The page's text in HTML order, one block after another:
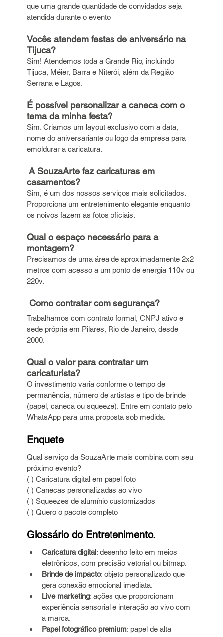
que uma grande quantidade de convidados seja
atendida durante o evento.
Vocês atendem festas de aniversário na
Tijuca?
Sim! Atendemos toda a Grande Rio, incluindo
Tijuca, Méier, Barra e Niterói, além da Região
Serrana e Lagos.
É possível personalizar a caneca com o
tema da minha festa?
Sim. Criamos um layout exclusivo com a data,
nome do aniversariante ou logo da empresa para
emoldurar a caricatura.
A SouzaArte faz caricaturas em
casamentos?
Sim, é um dos nossos serviços mais solicitados.
Proporciona um entretenimento elegante enquanto
os noivos fazem as fotos oficiais.
Qual o espaço necessário para a
montagem?
Precisamos de uma área de aproximadamente 2x2
metros com acesso a um ponto de energia 110v ou
220v.
Como contratar com segurança?
Trabalhamos com contrato formal, CNPJ ativo e
sede própria em Pilares, Rio de Janeiro, desde
2000.
Qual o valor para contratar um
caricaturista?
O investimento varia conforme o tempo de
permanência, número de artistas e tipo de brinde
(papel, caneca ou squeeze). Entre em contato pelo
WhatsApp para uma proposta sob medida.
Enquete
Qual serviço da SouzaArte mais combina com seu
próximo evento?
( ) Caricatura digital em papel foto
( ) Canecas personalizadas ao vivo
( ) Squeezes de alumínio customizados
( ) Quero o pacote completo
Glossário do Entretenimento.
Caricatura digital: desenho feito em meios
eletrônicos, com precisão vetorial ou bitmap.
Brinde de impacto: objeto personalizado que
gera conexão emocional imediata.
Live marketing: ações que proporcionam
experiência sensorial e interação ao vivo com
a marca.
Papel fotográfico premium: papel de alta